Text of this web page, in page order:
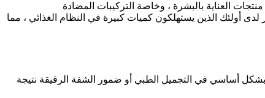
العناية بالبشرة ، وخاصة التركيبات المضادة
أولئك الذين يستهلكون كميات كبيرة في النظام الغذائي ، مما
أساسي في التجميل الطبي أو ضمور الشفة الرقيقة نتيجة